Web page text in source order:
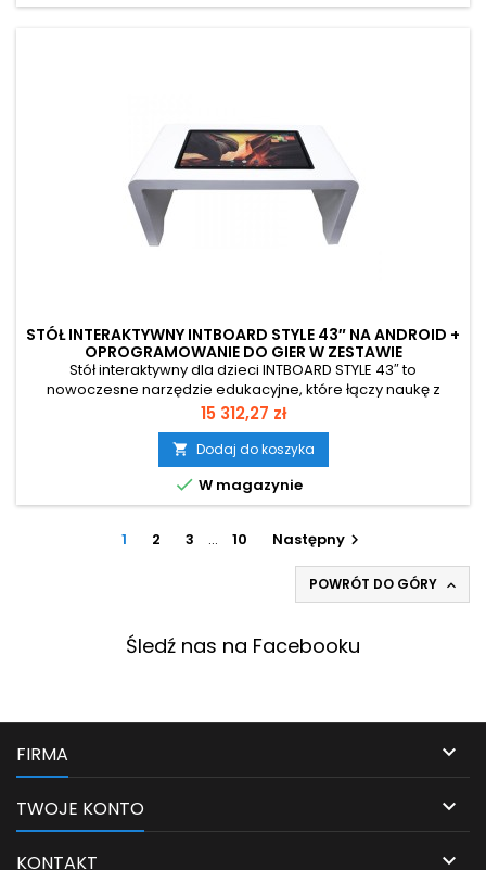
STÓŁ INTERAKTYWNY INTBOARD STYLE 43″ NA ANDROID +
OPROGRAMOWANIE DO GIER W ZESTAWIE
Stół interaktywny dla dzieci INTBOARD STYLE 43″ to
nowoczesne narzędzie edukacyjne, które łączy naukę z
angażującą zabawą. Wyposażony w duży, 43-calowy ekran
dotykowy, umożliwia jednoczesną pracę kilku dzieci (do 10
punktów dotyku), wspierając rozwój współpracy, komunikacji
i umiejętności społecznych. Urządzenie wyróżnia się jasną,
przyjazną dzieciom...
Cena
15 312,27 zł
 Dodaj do koszyka
 W magazynie
1 2 3 … 10 Następny 
POWRÓT DO GÓRY 
Śledź nas na Facebooku
FIRMA 
TWOJE KONTO 
KONTAKT 